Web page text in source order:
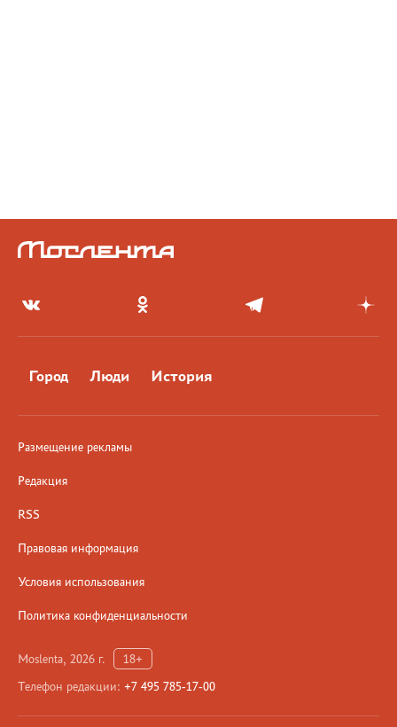
Город Люди История
Размещение рекламы
Редакция
RSS
Правовая информация
Условия использования
Политика конфиденциальности
Moslenta, 2026 г.
18+
Телефон редакции: +7 495 785-17-00